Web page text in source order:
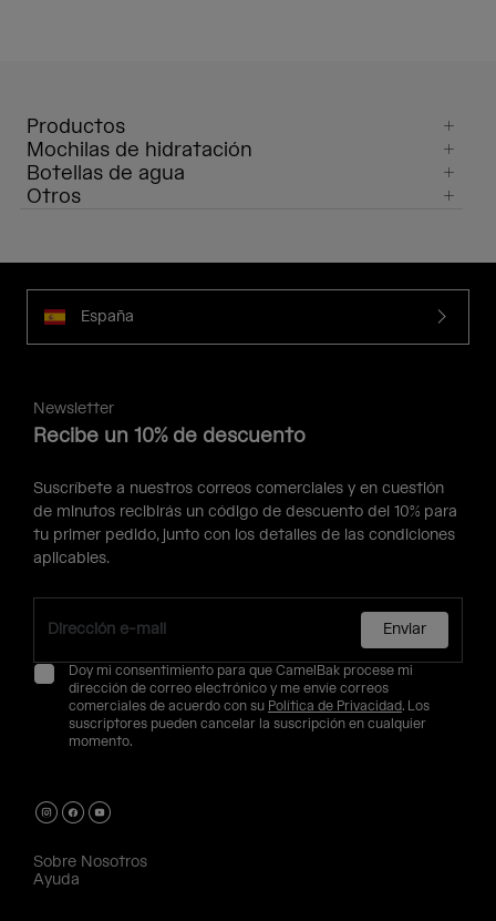
Productos
Mochilas de hidratación
Botellas de agua
Otros
España
Newsletter
Recibe un 10% de descuento
Suscríbete a nuestros correos comerciales y en cuestión
de minutos recibirás un código de descuento del 10% para
tu primer pedido, junto con los detalles de las condiciones
aplicables.
Enviar
Doy mi consentimiento para que CamelBak procese mi
dirección de correo electrónico y me envíe correos
comerciales de acuerdo con su Política de Privacidad. Los
suscriptores pueden cancelar la suscripción en cualquier
momento.
Sobre Nosotros
Ayuda